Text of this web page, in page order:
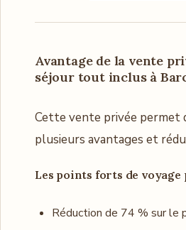
Avantagede la vente
séjour tout inclus à
Cette vente privée permet
plusieurs avantages et
Les points forts de voyage
Réduction de 74 % sur le